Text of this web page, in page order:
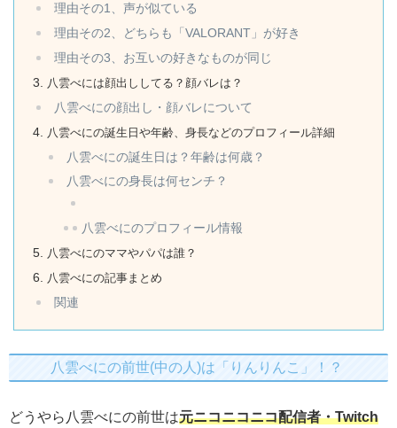
理由その1、声が似ている
理由その2、どちらも「VALORANT」が好き
理由その3、お互いの好きなものが同じ
八雲べには顔出ししてる？顔バレは？
八雲べにの顔出し・顔バレについて
八雲べにの誕生日や年齢、身長などのプロフィール詳細
八雲べにの誕生日は？年齢は何歳？
八雲べにの身長は何センチ？
八雲べにのプロフィール情報
八雲べにのママやパパは誰？
八雲べにの記事まとめ
関連
八雲べにの前世(中の人)は「りんりんこ」！？
どうやら八雲べにの前世は元ニコニコニコ配信者・Twitch